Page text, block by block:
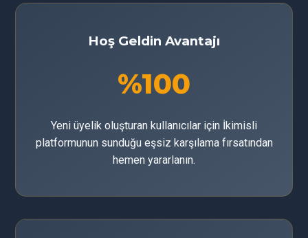
Hoş Geldin Avantajı
%100
Yeni üyelik oluşturan kullanıcılar için İkimisli
platformunun sunduğu eşsiz karşılama fırsatından
hemen yararlanın.